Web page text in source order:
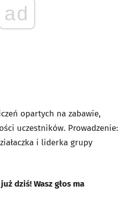
ad
opartych na zabawie,
uczestników. Prowadzenie:
i liderka grupy
dziś! Wasz głos ma